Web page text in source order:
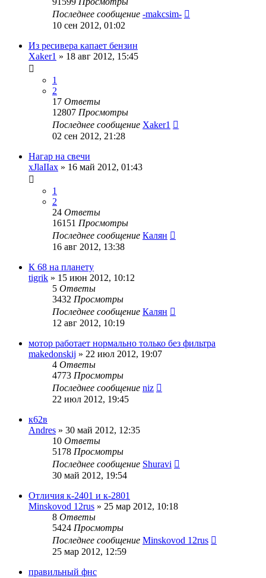
Последнее сообщение -makcsim-
10 сен 2012, 01:02
Из ресивера капает бензин
Xaker1 » 18 авг 2012, 15:45
1
2
17 Ответы
12807 Просмотры
Последнее сообщение Xaker1
02 сен 2012, 21:28
Нагар на свечи
xJlaIIax » 16 май 2012, 01:43
1
2
24 Ответы
16151 Просмотры
Последнее сообщение Калян
16 авг 2012, 13:38
К 68 на планету
tigrik » 15 июн 2012, 10:12
5 Ответы
3432 Просмотры
Последнее сообщение Калян
12 авг 2012, 10:19
мотор работает нормально только без фильтра
makedonskij » 22 июл 2012, 19:07
4 Ответы
4773 Просмотры
Последнее сообщение niz
22 июл 2012, 19:45
к62в
Andres » 30 май 2012, 12:35
10 Ответы
5178 Просмотры
Последнее сообщение Shuravi
30 май 2012, 19:54
Отличия к-2401 и к-2801
Minskovod 12rus » 25 мар 2012, 10:18
8 Ответы
5424 Просмотры
Последнее сообщение Minskovod 12rus
25 мар 2012, 12:59
правильный фнс